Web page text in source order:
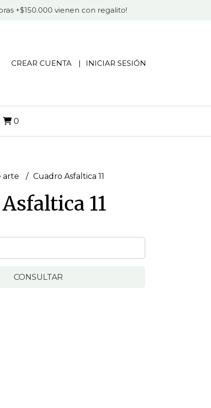
+$150.000 vienen con regalito!
CREAR CUENTA INICIAR SESIÓN
0
arte Cuadro Asfaltica 11
11
CONSULTAR